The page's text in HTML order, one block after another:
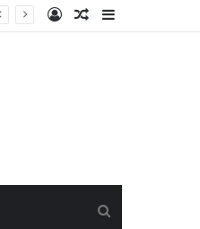
Sidebar
Random
Log